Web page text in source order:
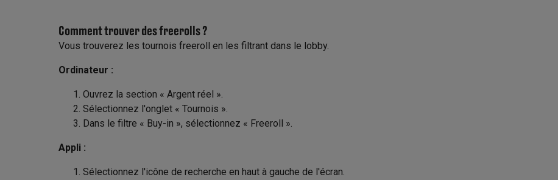
Comment trouver des freerolls ?
Vous trouverez les tournois freeroll en les filtrant dans le lobby.
Ordinateur :
Ouvrez la section « Argent réel ».
Sélectionnez l'onglet « Tournois ».
Dans le filtre « Buy-in », sélectionnez « Freeroll ».
Appli :
Sélectionnez l'icône de recherche en haut à gauche de l'écran.